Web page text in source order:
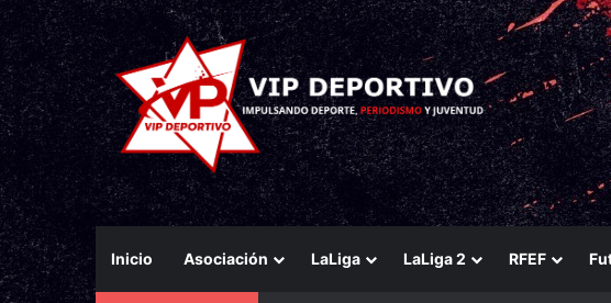
Inicio Asociación LaLiga LaLiga 2 RFEF